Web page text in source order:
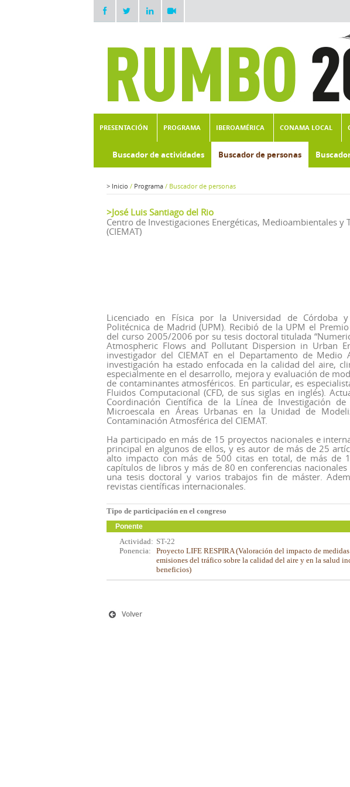
PRESENTACIÓN PROGRAMA IBEROAMÉRICA CONAMA LOCAL
Buscador de actividades Buscador de personas
> Inicio / Programa / Buscador de personas
>José Luis Santiago del Rio
Centro de Investigaciones Energéticas, Medioambientales y
(CIEMAT)
Licenciado en Física por la Universidad de Córdoba
Politécnica de Madrid (UPM). Recibió de la UPM el
del curso 2005/2006 por su tesis doctoral titulada
Atmospheric Flows and Pollutant Dispersion in Urban
investigador del CIEMAT en el Departamento de
investigación ha estado enfocada en la calidad del aire,
especialmente en el desarrollo, mejora y evaluación de
de contaminantes atmosféricos. En particular, es
Fluidos Computacional (CFD, de sus siglas en inglés).
Coordinación Científica de la Línea de Investigación
Microescala en Áreas Urbanas en la Unidad de
Contaminación Atmosférica del CIEMAT.
Ha participado en más de 15 proyectos nacionales e
principal en algunos de ellos, y es autor de más de 25
alto impacto con más de 500 citas en total, de más de
capítulos de libros y más de 80 en conferencias
una tesis doctoral y varios trabajos fin de máster.
revistas científicas internacionales.
Tipo de participación en el congreso
Ponente
Actividad: ST-22
Ponencia:
Proyecto LIFE RESPIRA (Valoración del impacto de
emisiones del tráfico sobre la calidad del aire y en la salud
beneficios)
Volver